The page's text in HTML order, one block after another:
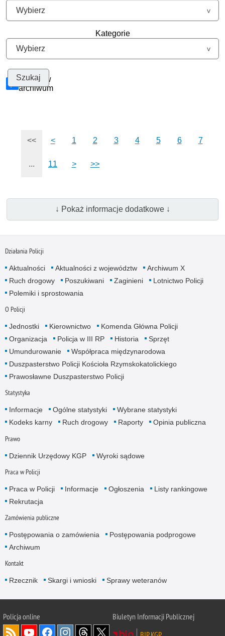
Kategorie
Szukaj w
archiwum
<< < 1 2 3 4 5 6 7
... 11 > >>
↓ Pokaż informacje dodatkowe ↓
Działania Policji
Aktualności Aktualności z województw
Archiwum X
Ruch drogowy
Poszukiwani Zaginieni
Lotnictwo Policji
Polemiki i sprostowania
O Policji
Jednostki Kierownictwo
Komenda Główna Policji
Organizacja
Policja w III RP Historia
Sprzęt
Umundurowanie
Współpraca międzynarodowa
Duszpasterstwo Policji Kościoła Rzymskokatolickiego
Prawosławne Duszpasterstwo Policji
Statystyka
Informacje Ogólne statystyki
Wybrane statystyki
Kodeks karny
Ruch drogowy Raporty Opinia publiczna
Prawo
Dziennik Urzędowy KGP Wyroki sądowe
Praca w Policji
Praca w Policji Informacje Ogłoszenia
Listy rankingowe
Rekrutacja
Zamówienia publiczne
Postępowania o zamówienia
Postępowania podprogowe
Archiwum
Kontakt
Rzecznik Skargi i wnioski Sprawy weteranów
Policjaonline
Biuletyn Informacji Publicznej